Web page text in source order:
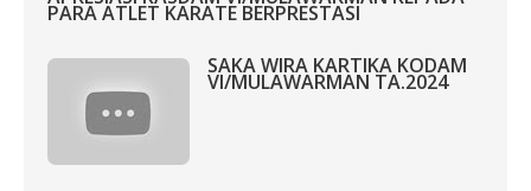
PARA ATLET KARATE BERPRESTASI
SAKA WIRA KARTIKA KODAM
VI/MULAWARMAN TA.2024